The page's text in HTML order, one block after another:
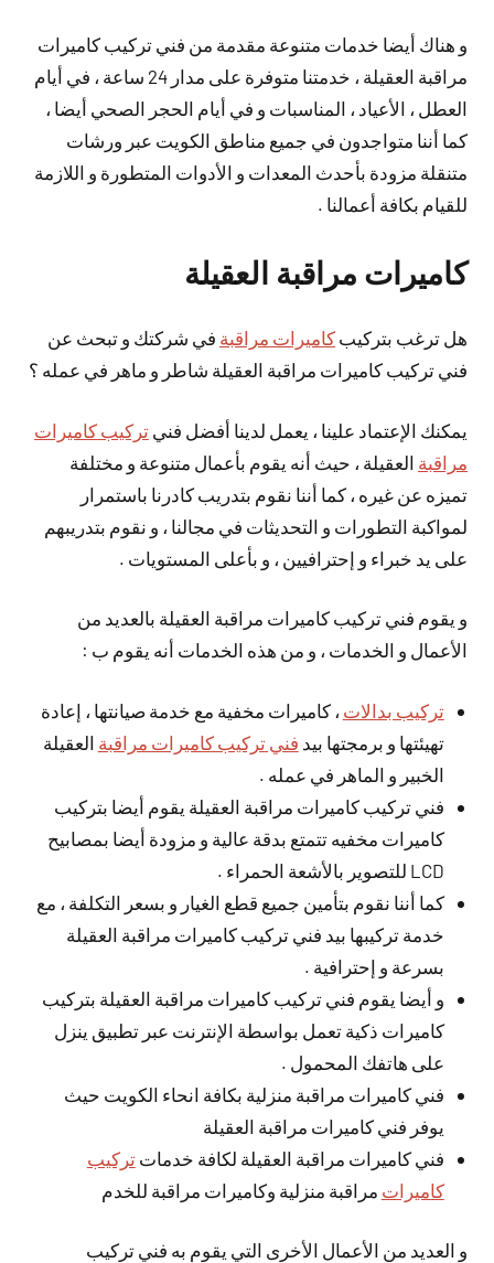
و هناك أيضا خدمات متنوعة مقدمة من فني تركيب كاميرات
مراقبة العقيلة ، خدمتنا متوفرة على مدار 24 ساعة ، في أيام
العطل ، الأعياد ، المناسبات و في أيام الحجر الصحي أيضا ،
كما أننا متواجدون في جميع مناطق الكويت عبر ورشات
متنقلة مزودة بأحدث المعدات و الأدوات المتطورة و اللازمة
للقيام بكافة أعمالنا .
كاميرات مراقبة العقيلة
هل ترغب بتركيب كاميرات مراقبة في شركتك و تبحث عن
فني تركيب كاميرات مراقبة العقيلة شاطر و ماهر في عمله ؟
يمكنك الإعتماد علينا ، يعمل لدينا أفضل فني تركيب كاميرات
مراقبة العقيلة ، حيث أنه يقوم بأعمال متنوعة و مختلفة
تميزه عن غيره ، كما أننا نقوم بتدريب كادرنا باستمرار
لمواكبة التطورات و التحديثات في مجالنا ، و نقوم بتدريبهم
على يد خبراء و إحترافيين ، و بأعلى المستويات .
و يقوم فني تركيب كاميرات مراقبة العقيلة بالعديد من
الأعمال و الخدمات ، و من هذه الخدمات أنه يقوم ب :
تركيب بدالات ، كاميرات مخفية مع خدمة صيانتها ، إعادة
تهيئتها و برمجتها بيد فني تركيب كاميرات مراقبة العقيلة
الخبير و الماهر في عمله .
فني تركيب كاميرات مراقبة العقيلة يقوم أيضا بتركيب
كاميرات مخفيه تتمتع بدقة عالية و مزودة أيضا بمصابيح
LCD للتصوير بالأشعة الحمراء .
كما أننا نقوم بتأمين جميع قطع الغيار و بسعر التكلفة ، مع
خدمة تركيبها بيد فني تركيب كاميرات مراقبة العقيلة
بسرعة و إحترافية .
و أيضا يقوم فني تركيب كاميرات مراقبة العقيلة بتركيب
كاميرات ذكية تعمل بواسطة الإنترنت عبر تطبيق ينزل
على هاتفك المحمول .
فني كاميرات مراقبة منزلية بكافة انحاء الكويت حيث
يوفر فني كاميرات مراقبة العقيلة
فني كاميرات مراقبة العقيلة لكافة خدماتتركيب
كاميرات مراقبة منزلية وكاميرات مراقبة للخدم
و العديد من الأعمال الأخرى التي يقوم به فني تركيب